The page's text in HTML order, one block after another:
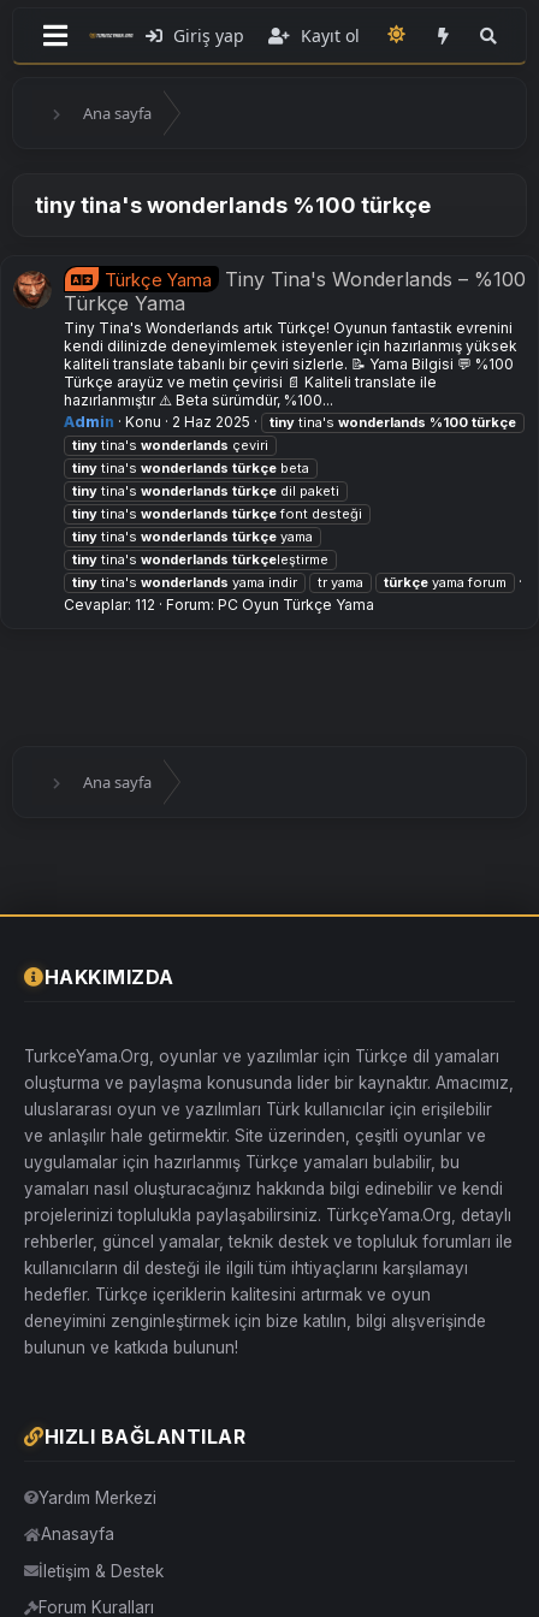
Giriş yap Kayıt ol
Ana sayfa
tiny tina's wonderlands %100 türkçe
Türkçe Yama
Tiny Tina's Wonderlands – %100
Türkçe Yama
Tiny Tina's Wonderlands artık Türkçe! Oyunun fantastik evrenini
kendi dilinizde deneyimlemek isteyenler için hazırlanmış yüksek
kaliteli translate tabanlı bir çeviri sizlerle. 📝 Yama Bilgisi 💬 %100
Türkçe arayüz ve metin çevirisi 📄 Kaliteli translate ile
hazırlanmıştır ⚠️ Beta sürümdür, %100...
Admin
Konu 2 Haz 2025 tiny tina's wonderlands %100 türkçe
tiny tina's wonderlands çeviri
tiny tina's wonderlands türkçe beta
tiny tina's wonderlands türkçe dil paketi
tiny tina's wonderlands türkçefont desteği
tiny tina's wonderlands türkçe yama
tiny tina's wonderlands türkçeleştirme
tiny tina's wonderlands yama indir tr yama türkçe yama forum
Cevaplar: 112 Forum: PC Oyun Türkçe Yama
Ana sayfa
HAKKIMIZDA
TurkceYama.Org, oyunlar ve yazılımlar için Türkçe dil yamaları
oluşturma ve paylaşma konusunda lider bir kaynaktır. Amacımız,
uluslararası oyun ve yazılımları Türk kullanıcılar için erişilebilir
ve anlaşılır hale getirmektir. Site üzerinden, çeşitli oyunlar ve
uygulamalar için hazırlanmış Türkçe yamaları bulabilir, bu
yamaları nasıl oluşturacağınız hakkında bilgi edinebilir ve kendi
projelerinizi toplulukla paylaşabilirsiniz. TürkçeYama.Org, detaylı
rehberler, güncel yamalar, teknik destek ve topluluk forumları ile
kullanıcıların dil desteği ile ilgili tüm ihtiyaçlarını karşılamayı
hedefler. Türkçe içeriklerin kalitesini artırmak ve oyun
deneyimini zenginleştirmek için bize katılın, bilgi alışverişinde
bulunun ve katkıda bulunun!
HIZLI BAĞLANTILAR
Yardım Merkezi
Anasayfa
İletişim & Destek
Forum Kuralları